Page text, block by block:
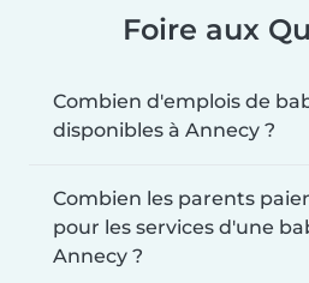
Foire aux
Combien d'emplois de
disponibles à Annecy ?
Combien les parents
pour les services d'une
Annecy ?